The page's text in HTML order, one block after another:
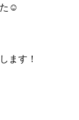
☺
ます！